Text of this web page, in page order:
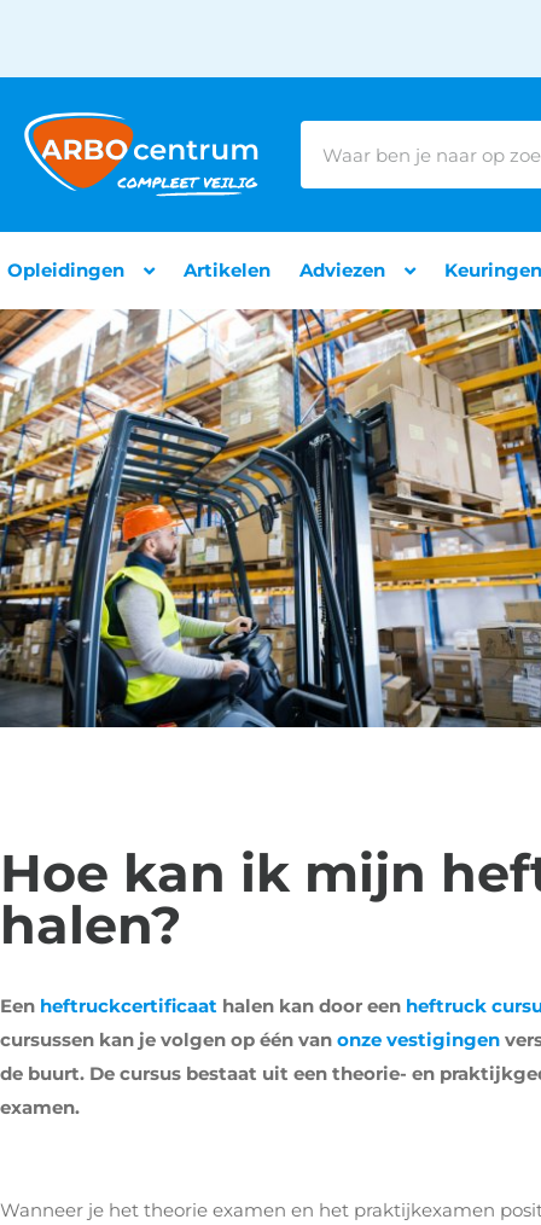
Opleidingen Artikelen Adviezen Keuringen
Hoe kan ik mijn
halen?
Een heftruckcertificaat halen kan door een heftruck
cursussen kan je volgen op één van onze vestigingen
de buurt. De cursus bestaat uit een theorie- en
examen.
Wanneer je het theorie examen en het praktijkexamen